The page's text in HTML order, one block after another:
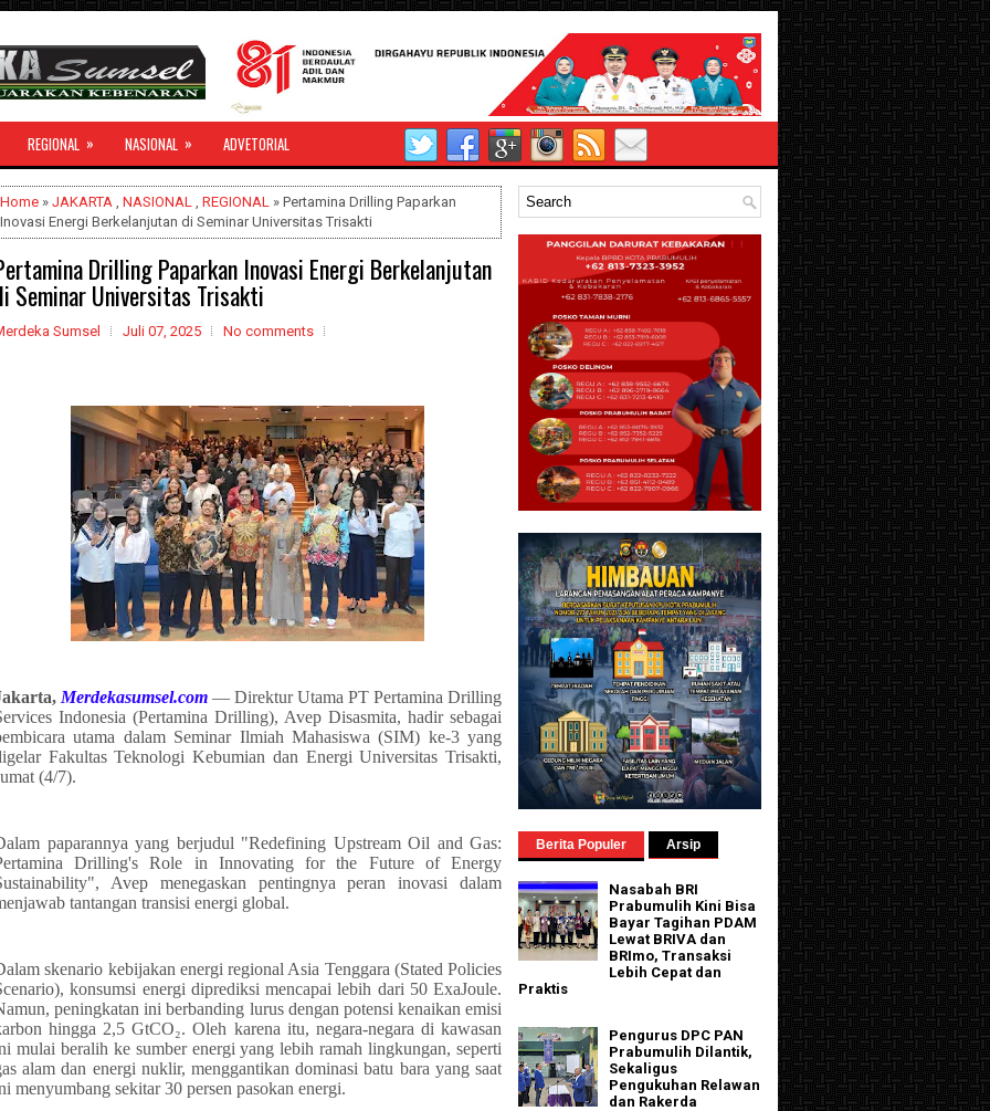
REGIONAL » NASIONAL » ADVETORIAL
Home » JAKARTA , NASIONAL , REGIONAL » Pertamina Drilling Paparkan
Inovasi Energi Berkelanjutan di Seminar Universitas Trisakti
Drilling Paparkan Inovasi Energi Berkelanjutan
Seminar Universitas Trisakti
Sumsel Juli 07, 2025 No comments
Merdekasumsel.com — Direktur Utama PT Pertamina Drilling
Indonesia (Pertamina Drilling), Avep Disasmita, hadir sebagai
utama dalam Seminar Ilmiah Mahasiswa (SIM) ke-3 yang
Fakultas Teknologi Kebumian dan Energi Universitas Trisakti,
(4/7).
paparannya yang berjudul "Redefining Upstream Oil and Gas:
Drilling's Role in Innovating for the Future of Energy
Avep menegaskan pentingnya peran inovasi dalam
tantangan transisi energi global.
skenario kebijakan energi regional Asia Tenggara (Stated Policies
konsumsi energi diprediksi mencapai lebih dari 50 ExaJoule.
peningkatan ini berbanding lurus dengan potensi kenaikan emisi
hingga 2,5 GtCO₂. Oleh karena itu, negara-negara di kawasan
mulai beralih ke sumber energi yang lebih ramah lingkungan, seperti
alam dan energi nuklir, menggantikan dominasi batu bara yang saat
menyumbang sekitar 30 persen pasokan energi.
Berita Populer Arsip
Nasabah BRI
Prabumulih Kini Bisa
Bayar Tagihan PDAM
Lewat BRIVA dan
BRImo, Transaksi
Lebih Cepat dan
Praktis
Pengurus DPC PAN
Prabumulih Dilantik,
Sekaligus
Pengukuhan Relawan
dan Rakerda